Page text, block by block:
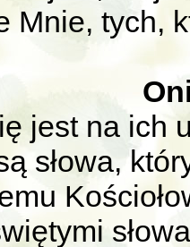
Mnie, tych,
jest na ich
słowa,